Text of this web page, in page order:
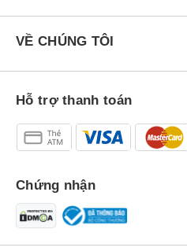
VỀ CHÚNG TÔI
Hỗ trợ thanh toán
Chứng nhận